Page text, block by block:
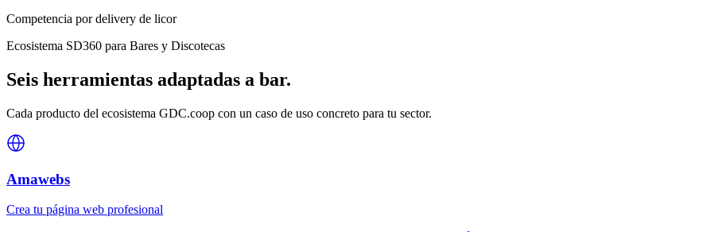
Competencia por delivery de licor
Ecosistema SD360 para Bares y Discotecas
Seis herramientas adaptadas a bar.
Cada producto del ecosistema GDC.coop con un caso de uso concreto para tu sector.
Amawebs
Crea tu página web profesional